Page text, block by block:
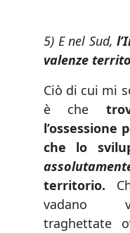
5) E nel Sud,
valenze
Ciò di cui mi
è che
l’ossessione
che lo
territorio.
vadano
traghettate